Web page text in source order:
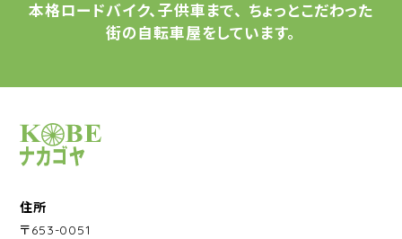
本格ロードバイク、子供車まで、 ちょっとこだわった
街の自転車屋をしています。
サイクルショップナカゴヤ
住所
〒653-0051